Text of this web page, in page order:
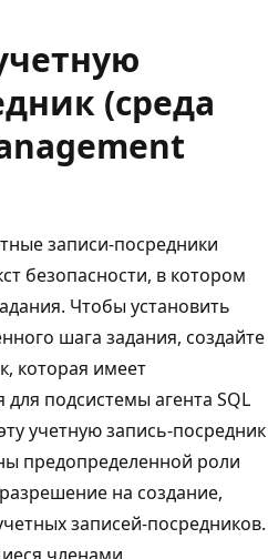
(среда
записи-посредники
безопасности, в котором
Чтобы установить
шага задания, создайте
которая имеет
подсистемы агента SQL
учетную запись-посредник
предопределенной роли
на создание,
записей-посредников.
членами